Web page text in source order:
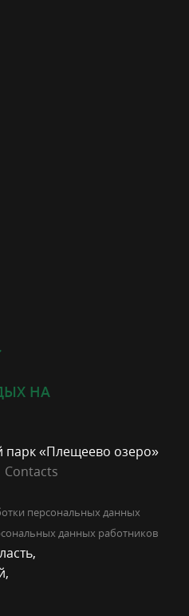
НА
«Плещеево озеро»
Contacts
персональных данных
данных работников